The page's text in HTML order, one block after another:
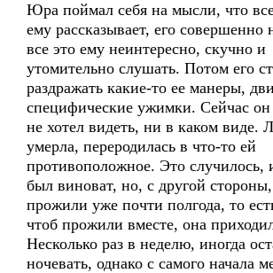
Юра поймал себя на мысли, что
ему рассказывает, его совершенно
все это ему неинтересно, скучно и
утомительно слушать. Потом его
раздражать какие-то ее манеры,
специфические ужимки. Сейчас
не хотел видеть, ни в каком виде.
умерла, переродилась в что-то ей
противоположное. Это случилось,
был виноват, но, с другой
прожили уже почти полгода, то
чтоб прожили вместе, она
Несколько раз в неделю, иногда
ночевать, однако с самого начала